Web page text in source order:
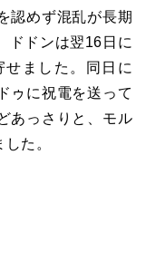
認めず混乱が長期
ドドンは翌16 日に
ました。同日に
ゥに祝電を送って
あっさりと、モル
た。